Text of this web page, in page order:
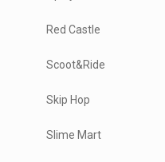
Red Castle
Scoot&Ride
Skip Hop
Slime Mart